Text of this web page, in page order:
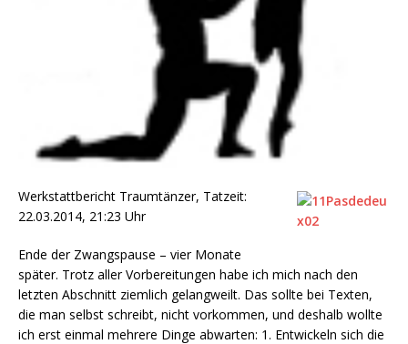
Werkstattbericht Traumtänzer, Tatzeit:
22.03.2014, 21:23 Uhr
Ende der Zwangspause – vier Monate
später. Trotz aller Vorbereitungen habe ich mich nach den
letzten Abschnitt ziemlich gelangweilt. Das sollte bei Texten,
die man selbst schreibt, nicht vorkommen, und deshalb wollte
ich erst einmal mehrere Dinge abwarten: 1. Entwickeln sich die